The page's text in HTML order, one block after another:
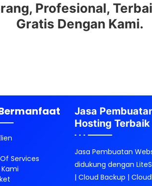
Profesional,
Gratis Dengan Kami.
Services
Jasa
Hosting
Jasa Pembuatan
didukung dengan
| Cloud Backup |